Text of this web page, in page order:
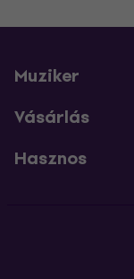
Muziker
Vásárlás
Hasznos